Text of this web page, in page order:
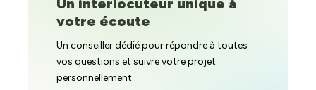
votre écoute
Un conseiller dédié pour répondre à toutes
vos questions et suivre votre projet
personnellement.